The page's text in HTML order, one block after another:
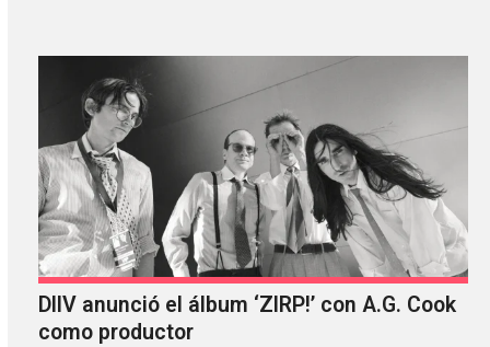
DIIV anunció el álbum ‘ZIRP!’ con A.G. Cook
como productor